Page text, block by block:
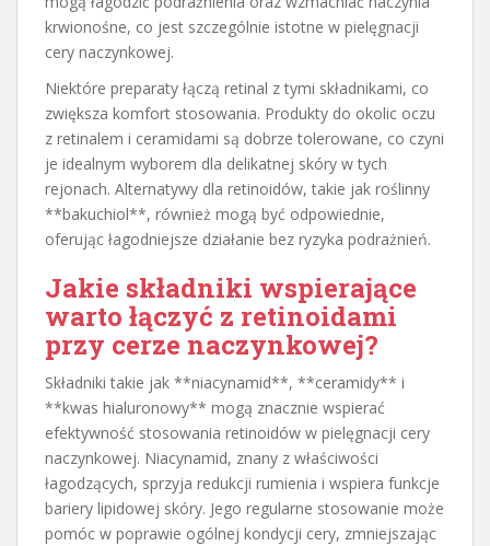
krwionośne, co jest szczególnie istotne w pielęgnacji
cery naczynkowej.
Niektóre preparaty łączą retinal z tymi składnikami, co
zwiększa komfort stosowania. Produkty do okolic oczu
z retinalem i ceramidami są dobrze tolerowane, co czyni
je idealnym wyborem dla delikatnej skóry w tych
rejonach. Alternatywy dla retinoidów, takie jak roślinny
**bakuchiol**, również mogą być odpowiednie,
oferując łagodniejsze działanie bez ryzyka podrażnień.
Jakie składniki wspierające
warto łączyć z retinoidami
przy cerze naczynkowej?
Składniki takie jak **niacynamid**, **ceramidy** i
**kwas hialuronowy** mogą znacznie wspierać
efektywność stosowania retinoidów w pielęgnacji cery
naczynkowej. Niacynamid, znany z właściwości
łagodzących, sprzyja redukcji rumienia i wspiera funkcje
bariery lipidowej skóry. Jego regularne stosowanie może
pomóc w poprawie ogólnej kondycji cery, zmniejszając